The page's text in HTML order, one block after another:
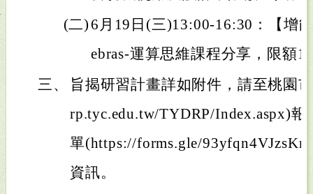
(二) 6月19日(三)13:00-16:30：【增
ebras-運算思維課程分享，限額
三、
旨揭研習計畫詳如附件，請至桃園
rp.tyc.edu.tw/TYDRP/Index.aspx)
單(https://forms.gle/
資訊。